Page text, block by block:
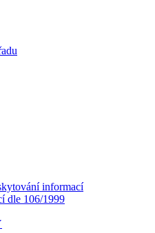
informací
dle 106/1999